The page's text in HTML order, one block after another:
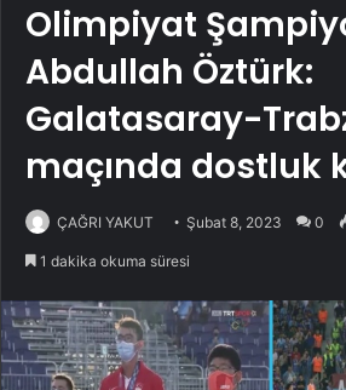
Olimpiyat
Abdullah Öztürk:
Galatasaray-
maçında dostluk
ÇAĞRI YAKUT Şubat 8, 2023 0
1 dakika okuma süresi